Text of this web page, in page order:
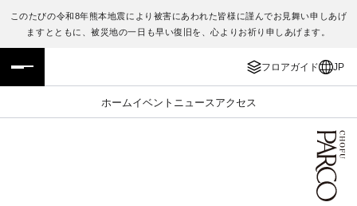
このたびの令和8年熊本地震により被害にあわれた皆様に謹んでお見舞い申しあげ
ますとともに、被災地の一日も早い復旧を、心よりお祈り申しあげます。
フロアガイド JP
ホームイベント ニュース アクセス
フロアガイド
施設案内・アクセス
ENGLISH
繁体字